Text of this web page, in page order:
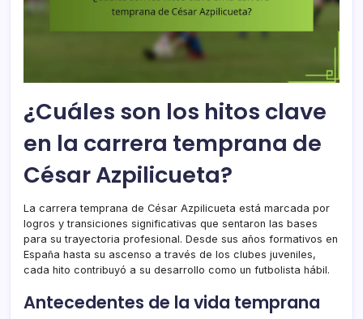
¿Cuáles son los hitos clave
en la carrera temprana de
César Azpilicueta?
La carrera temprana de César Azpilicueta está marcada por
logros y transiciones significativas que sentaron las bases
para su trayectoria profesional. Desde sus años formativos en
España hasta su ascenso a través de los clubes juveniles,
cada hito contribuyó a su desarrollo como un futbolista hábil.
Antecedentes de la vida temprana